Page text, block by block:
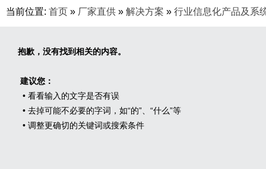
当前位置: 首页 » 厂家直供 » 解决方案 » 行业信息化产品及系
抱歉，没有找到相关的内容。
建议您：
• 看看输入的文字是否有误
• 去掉可能不必要的字词，如“的”、“什么”等
• 调整更确切的关键词或搜索条件